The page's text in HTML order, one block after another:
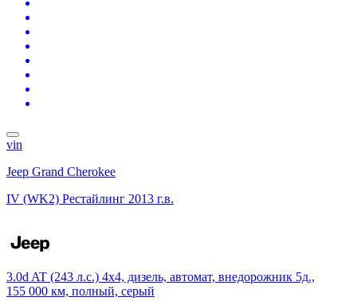
vin
Jeep Grand Cherokee
IV (WK2) Рестайлинг 2013 г.в.
3.0d AT (243 л.с.) 4x4, дизель, автомат, внедорожник 5д.,
155 000 км, полный, серый